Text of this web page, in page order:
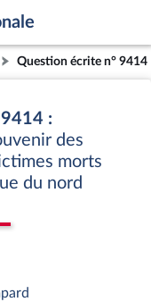
Question écrite n° 9414
:
des
morts
du nord